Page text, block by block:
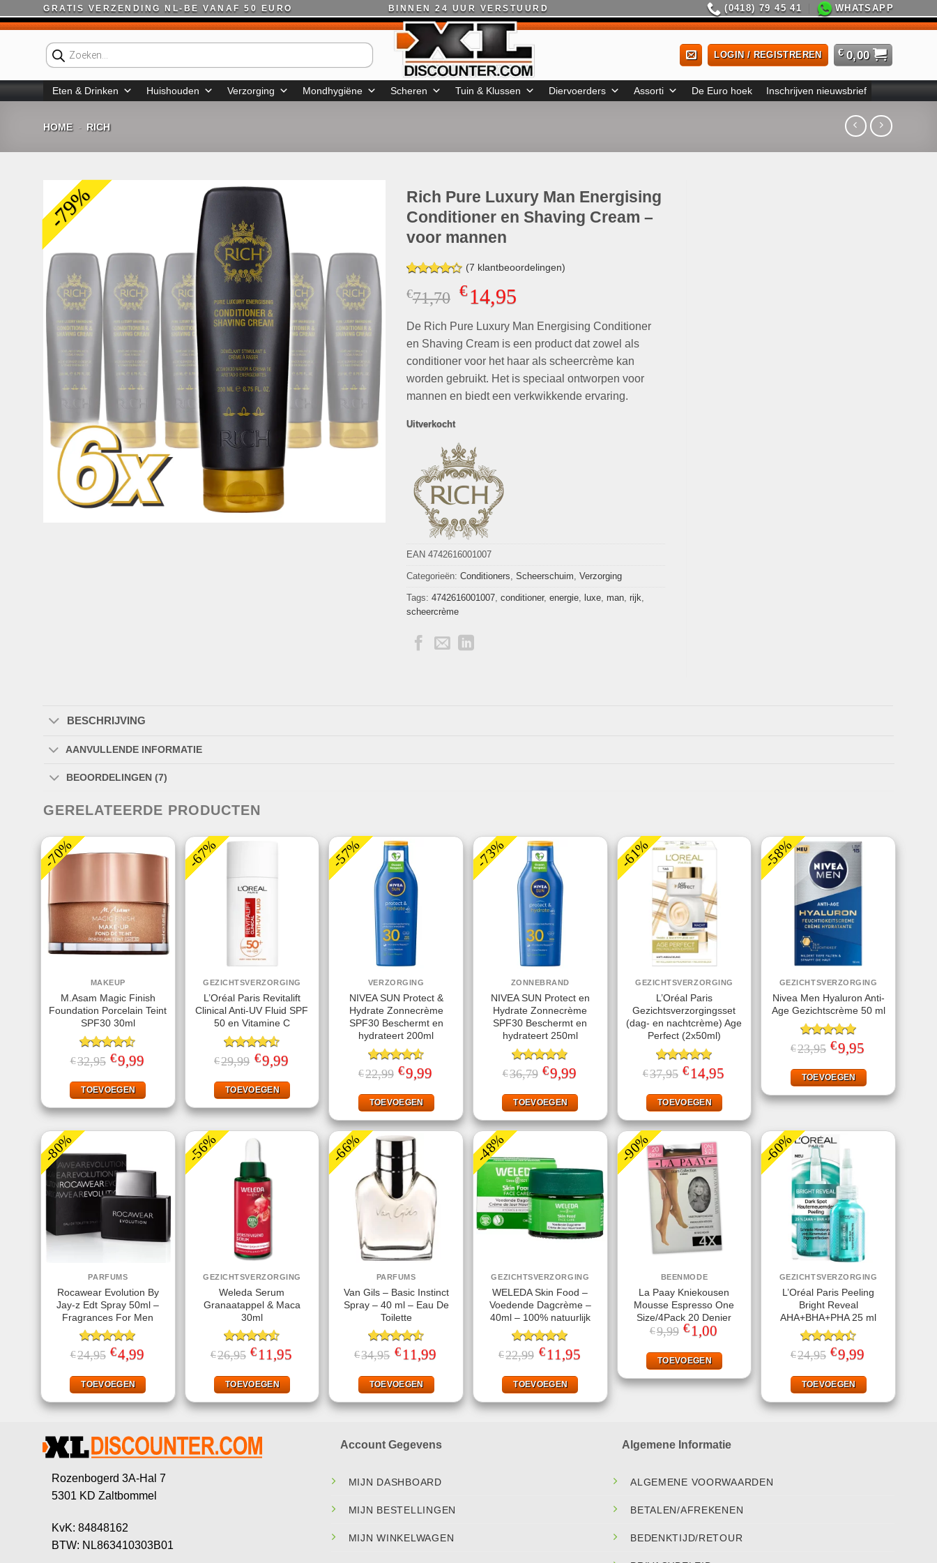
naar
GRATIS VERZENDING NL-BE VANAF 50 EURO BINNEN 24 UUR VERSTUURD (0418) 79 45 41 WHATSAPP
Producten
zoeken
LOGIN / REGISTREREN € 0,00
Eten & Drinken Huishouden Verzorging Mondhygiëne Scheren Tuin & Klussen Diervoerders Assorti De Euro hoek Inschrijven nieuwsbrief
HOME - RICH
-79%
Rich Pure Luxury Man Energising
Conditioner en Shaving Cream –
voor mannen
Gewaardeerd
4.29op 5
gebaseerd
waarderingen
(7 klantbeoordelingen)
€71,70 Oorspronkelijke
was:
€71,70.
€14,95Huidige
is:
€14,95.
De Rich Pure Luxury Man Energising Conditioner
en Shaving Cream is een product dat zowel als
conditioner voor het haar als scheercrème kan
worden gebruikt. Het is speciaal ontworpen voor
mannen en biedt een verkwikkende ervaring.
Uitverkocht
EAN 4742616001007
Categorieën: Conditioners, Scheerschuim, Verzorging
Tags: 4742616001007, conditioner, energie, luxe, man, rijk,
scheercrème
BESCHRIJVING
AANVULLENDE INFORMATIE
BEOORDELINGEN (7)
GERELATEERDE PRODUCTEN
-70%
MAKEUP
M.Asam Magic Finish
Foundation Porcelain Teint
SPF30 30ml
Gewaardeerd
4.50 uit 5
€32,95 Oorspronkelijke
prijs
€32,95.
€9,99
€9,99.
TOEVOEGEN
-67%
GEZICHTSVERZORGING
L’Oréal Paris Revitalift
Clinical Anti-UV Fluid SPF
50 en Vitamine C
Gewaardeerd
4.50 uit 5
€29,99 Oorspronkelijke
prijs
€29,99.
€9,99Huidige
€9,99.
TOEVOEGEN
-57%
VERZORGING
NIVEA SUN Protect &
Hydrate Zonnecrème
SPF30 Beschermt en
hydrateert 200ml
Gewaardeerd
4.56 uit 5
€22,99 Oorspronkelijke
prijs
€22,99.
€9,99
€9,99.
TOEVOEGEN
-73%
ZONNEBRAND
NIVEA SUN Protect en
Hydrate Zonnecrème
SPF30 Beschermt en
hydrateert 250ml
Gewaardeerd
4.78 uit 5
€36,79 Oorspronkelijke
prijs
€36,79.
€9,99
€9,99.
TOEVOEGEN
-61%
GEZICHTSVERZORGING
L’Oréal Paris
Gezichtsverzorgingsset
(dag- en nachtcrème) Age
Perfect (2x50ml)
Gewaardeerd
5.00uit 5
€37,95 Oorspronkelijke
prijs
€37,95.
€ 14,95
TOEVOEGEN
-58%
GEZICHTSVERZORGING
Nivea Men Hyaluron Anti-
Age Gezichtscrème 50 ml
Gewaardeerd
5.00 uit 5
€23,95 Oorspronkelijke
prijs
€23,95.
€9,95
€9,95.
TOEVOEGEN
-80%
PARFUMS
Rocawear Evolution By
Jay-z Edt Spray 50ml –
Fragrances For Men
Gewaardeerd
5.00 uit 5
€24,95 Oorspronkelijke
prijs
€24,95.
€4,99
€4,99.
TOEVOEGEN
-56%
GEZICHTSVERZORGING
Weleda Serum
Granaatappel & Maca
30ml
Gewaardeerd
4.50uit 5
€26,95 Oorspronkelijke
prijs
€26,95.
€ 11,95
TOEVOEGEN
-66%
PARFUMS
Van Gils – Basic Instinct
Spray – 40 ml – Eau De
Toilette
Gewaardeerd
4.50uit 5
€34,95 Oorspronkelijke
prijs
€34,95.
€ 11,99Huidige
TOEVOEGEN
-48%
GEZICHTSVERZORGING
WELEDA Skin Food –
Voedende Dagcrème –
40ml – 100% natuurlijk
Gewaardeerd
5.00uit 5
€22,99 Oorspronkelijke
prijs
€22,99.
€ 11,95prijs
TOEVOEGEN
-90%
BEENMODE
La Paay Kniekousen
Mousse Espresso One
Size/4Pack 20 Denier
€9,99 Oorspronkelijke
prijs
€9,99.
€ 1,00
€1,00.
TOEVOEGEN
-60%
GEZICHTSVERZORGING
L’Oréal Paris Peeling
Bright Reveal
AHA+BHA+PHA 25 ml
Gewaardeerd
4.40 uit 5
€24,95 Oorspronkelijke
prijs
€24,95.
€9,99
€9,99.
TOEVOEGEN
Rozenbogerd 3A-Hal 7
5301 KD Zaltbommel
KvK: 84848162
BTW: NL863410303B01
Account Gegevens
MIJN DASHBOARD
MIJN BESTELLINGEN
MIJN WINKELWAGEN
Algemene Informatie
ALGEMENE VOORWAARDEN
BETALEN/AFREKENEN
BEDENKTIJD/RETOUR